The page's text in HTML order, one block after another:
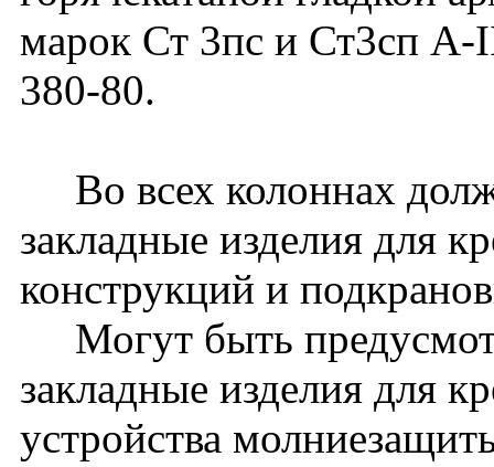
марок Ст 3пс и Ст3сп
380-80.
Во всех колоннах
закладные изделия для
конструкций и
Могут быть
закладные изделия для
устройства